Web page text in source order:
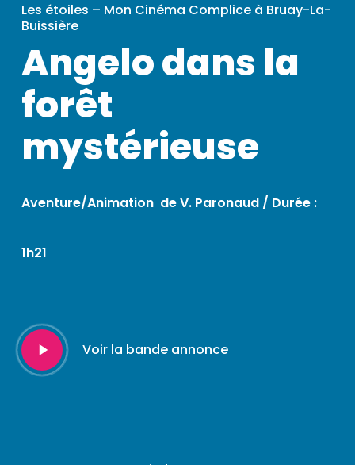
Les étoiles – Mon Cinéma Complice à Bruay-La-
Buissière
Angelo dans la
forêt
mystérieuse
Aventure/Animation de V. Paronaud / Durée :
1h21
Play
Video
Voir la bande annonce